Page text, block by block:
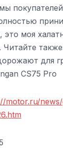
это моя
для
CS75 Pro
motor.ru/